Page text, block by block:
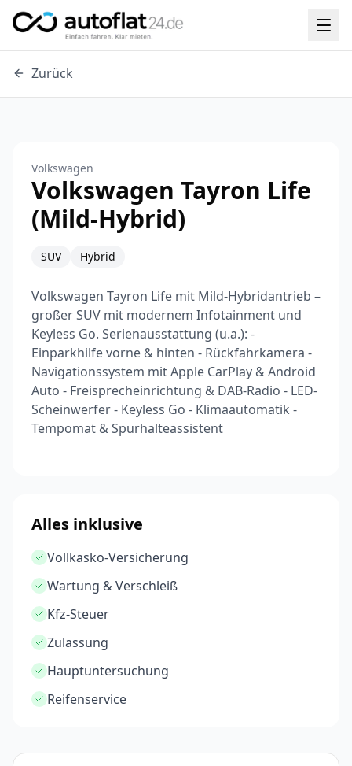
Zurück
Volkswagen
Volkswagen Tayron Life
(Mild-Hybrid)
SUV Hybrid
Volkswagen Tayron Life mit Mild-Hybridantrieb –
großer SUV mit modernem Infotainment und
Keyless Go. Serienausstattung (u.a.): -
Einparkhilfe vorne & hinten - Rückfahrkamera -
Navigationssystem mit Apple CarPlay & Android
Auto - Freisprecheinrichtung & DAB-Radio - LED-
Scheinwerfer - Keyless Go - Klimaautomatik -
Tempomat & Spurhalteassistent
Alles inklusive
Vollkasko-Versicherung
Wartung & Verschleiß
Kfz-Steuer
Zulassung
Hauptuntersuchung
Reifenservice